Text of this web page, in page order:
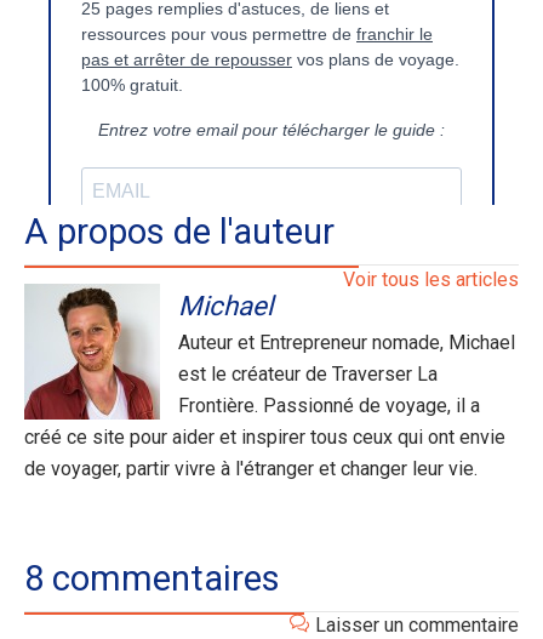
A propos de l'auteur
Voir tous les articles
Michael
Auteur et Entrepreneur nomade, Michael
est le créateur de Traverser La
Frontière. Passionné de voyage, il a
créé ce site pour aider et inspirer tous ceux qui ont envie
de voyager, partir vivre à l'étranger et changer leur vie.
8 commentaires
Laisser un commentaire